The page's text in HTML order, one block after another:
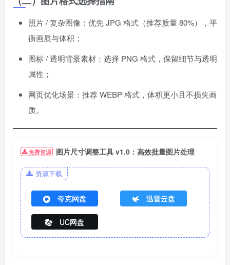
照片 / 复杂图像：优先 JPG 格式（推荐质量 80%），平
衡画质与体积；
图标 / 透明背景素材：选择 PNG 格式，保留细节与透明
属性；
网页优化场景：推荐 WEBP 格式，体积更小且不损失画
质。
免费资源 图片尺寸调整工具 v1.0：高效批量图片处理
资源下载
夸克网盘 迅雷云盘
UC网盘